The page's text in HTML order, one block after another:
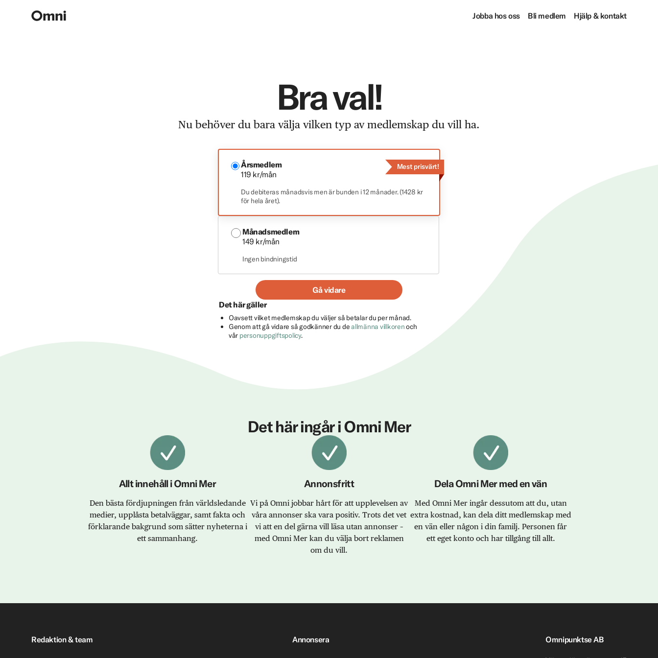
Jobba hos oss Bli medlem Hjälp & kontakt
Bra val!
Nu behöver du bara välja vilken typ av medlemskap du vill ha.
Årsmedlem
119 kr/mån
Du debiteras månadsvis men är bunden i 12 månader. (1428 kr
för hela året).
Mest prisvärt!
Månadsmedlem
149 kr/mån
Ingen bindningstid
Gå vidare
Det här gäller
Oavsett vilket medlemskap du väljer så betalar du per månad.
Genom att gå vidare så godkänner du deallmänna villkorenoch
vår personuppgiftspolicy.
Det här ingår i Omni Mer
Allt innehåll i Omni Mer
Den bästa fördjupningen från världsledande
medier, upplåsta betalväggar, samt fakta och
förklarande bakgrund som sätter nyheterna i
ett sammanhang.
Annonsfritt
Vi på Omni jobbar hårt för att upplevelsen av
våra annonser ska vara positiv. Trots det vet
vi att en del gärna vill läsa utan annonser –
med Omni Mer kan du välja bort reklamen
om du vill.
Dela Omni Mer med en vän
Med Omni Mer ingår dessutom att du, utan
extra kostnad, kan dela ditt medlemskap med
en vän eller någon i din familj. Personen får
ett eget konto och har tillgång till allt.
Redaktion & team Annonsera Omnipunktse AB